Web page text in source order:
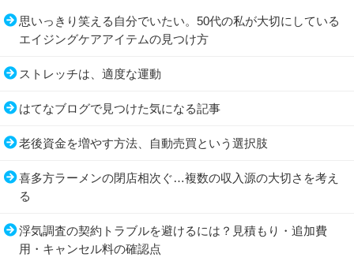
思いっきり笑える自分でいたい。50代の私が大切にしている
エイジングケアアイテムの見つけ方
ストレッチは、適度な運動
はてなブログで見つけた気になる記事
老後資金を増やす方法、自動売買という選択肢
喜多方ラーメンの閉店相次ぐ…複数の収入源の大切さを考え
る
浮気調査の契約トラブルを避けるには？見積もり・追加費
用・キャンセル料の確認点